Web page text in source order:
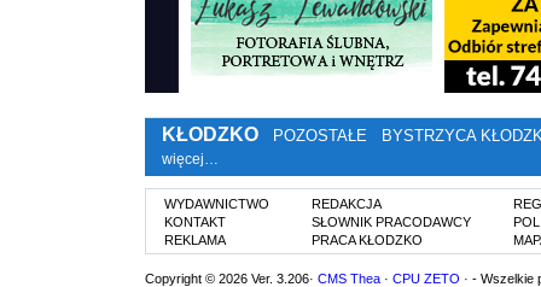
KŁODZKO POZOSTAŁE BYSTRZYCA
więcej…
WYDAWNICTWO
KONTAKT
REKLAMA
REDAKCJA
SŁOWNIK PRACODAWCY
PRACA KŁODZKO
Copyright © 2026 Ver. 3.206· CMS Thea · CPU ZETO · - Wszelkie